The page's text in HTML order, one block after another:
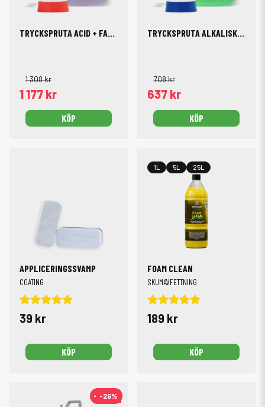
TRYCKSPRUTA ACID + FALLOUT 5L
1 308 kr
1 177 kr
KÖP
TRYCKSPRUTA ALKALISK + SPOTLESS 5L
708 kr
637 kr
KÖP
APPLICERINGSSVAMP
COATING
39 kr
KÖP
FOAM CLEAN
SKUMAVFETTNING
189 kr
KÖP
1L 5L 25L
-26%
-26%